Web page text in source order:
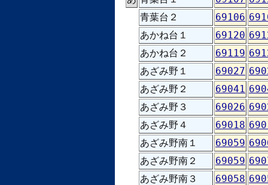
青葉台２
69106
あかね台１
69120
あかね台２
69119
あざみ野１
69027
あざみ野２
69041
あざみ野３
69026
あざみ野４
69018
あざみ野南１
69059
あざみ野南２
69059
あざみ野南３
69058